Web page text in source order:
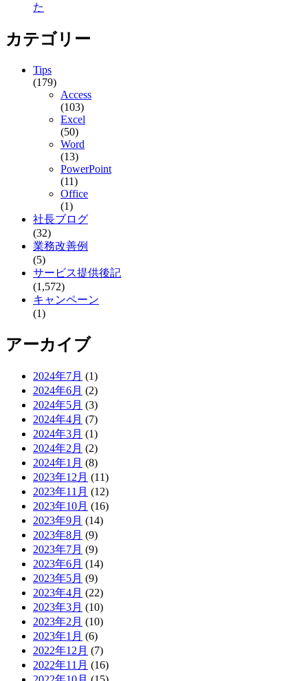
た
カテゴリー
Tips
(179)
Access
(103)
Excel
(50)
Word
(13)
PowerPoint
(11)
Office
(1)
社長ブログ
(32)
業務改善例
(5)
サービス提供後記
(1,572)
キャンペーン
(1)
アーカイブ
2024年7月 (1)
2024年6月 (2)
2024年5月 (3)
2024年4月 (7)
2024年3月 (1)
2024年2月 (2)
2024年1月 (8)
2023年12月 (11)
2023年11月 (12)
2023年10月 (16)
2023年9月 (14)
2023年8月 (9)
2023年7月 (9)
2023年6月 (14)
2023年5月 (9)
2023年4月 (22)
2023年3月 (10)
2023年2月 (10)
2023年1月 (6)
2022年12月 (7)
2022年11月 (16)